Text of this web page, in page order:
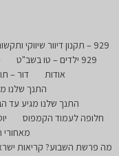
929 – תקנון דיוור שיווקי ותקשורת דיגיטלית
929 ילדים – טו בשב"ט
אודות
דור –
התנך שלנו
התנך שלנו מגיע עד
חלופה לעמוד הקמפוס
מאחורי
מה פרשת השבוע? קריאות